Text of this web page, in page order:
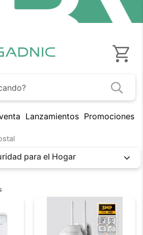
Lanzamientos Promociones
para el Hogar